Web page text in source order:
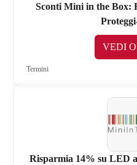
Sconti Mini in the Box:
VEDI
Termini
Risparmia 14% su LED